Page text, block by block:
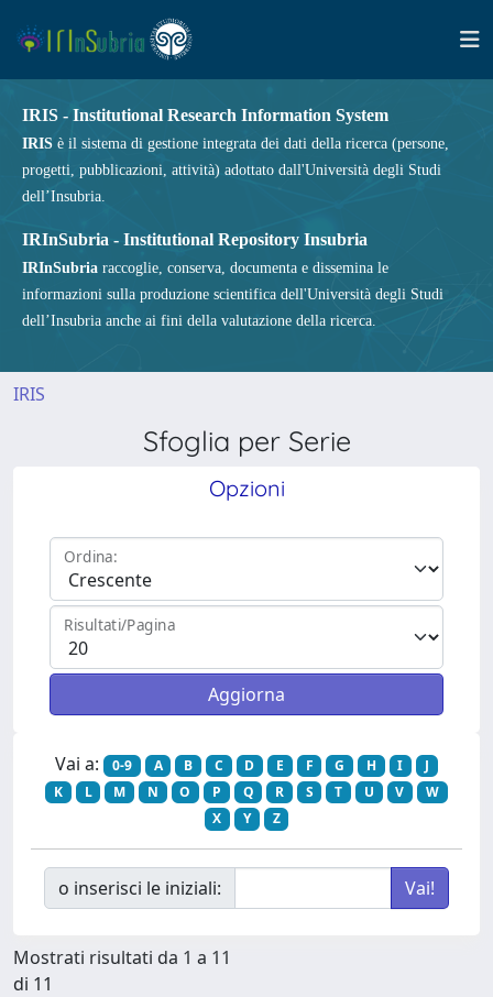
IRIS - Institutional Research Information System
IRIS è il sistema di gestione integrata dei dati della ricerca (persone,
progetti, pubblicazioni, attività) adottato dall'Università degli Studi
dell’Insubria.
IRInSubria - Institutional Repository Insubria
IRInSubria raccoglie, conserva, documenta e dissemina le
informazioni sulla produzione scientifica dell'Università degli Studi
dell’Insubria anche ai fini della valutazione della ricerca.
IRIS
Sfoglia per Serie
Opzioni
Ordina:
Risultati/Pagina
Vai a: 0-9 A B C D E F G H I
J
K
L M N O P Q R S T U V
W
X
Y Z
o inserisci le iniziali:
Mostrati risultati da 1 a 11
di 11